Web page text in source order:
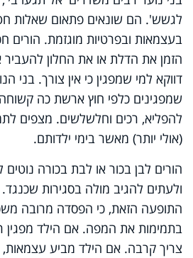
לגשש'. הם שונאים פתאום שאלות
בעצמאות ובפרטיות מוגזמת. הורים
הזמן את הדלת או את החלון
דווקא למי שמפגין כי אין צורך. בני
שמפגינים כלפי חוץ ארשת כה
להפליא, רכים וחלשלשים. מצפים
(אולי יותר) מאשר בימי ילדותם.
הורים לבן בכור או לבת בכורה
ולעתים להגיב מולה בסגירות
התופעה הזאת, כי הפסדה מרובה
בתמימות את המפה. אם הילד מפגין
צריך קרבה. אם הילד מביע